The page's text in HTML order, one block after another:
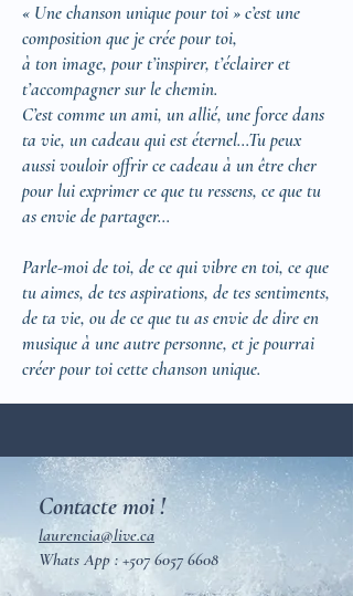
« Une chanson unique pour toi » c’est une
composition que je crée pour toi,
à ton image, pour t’inspirer, t’éclairer et
t’accompagner sur le chemin.
C’est comme un ami, un allié, une force dans
ta vie, un cadeau qui est éternel…Tu peux
aussi vouloir offrir ce cadeau à un être cher
pour lui exprimer ce que tu ressens, ce que tu
as envie de partager…
Parle-moi de toi, de ce qui vibre en toi, ce que
tu aimes, de tes aspirations, de tes sentiments,
de ta vie, ou de ce que tu as envie de dire en
musique à une autre personne, et je pourrai
créer pour toi cette chanson unique.
Contacte moi !
laurencia@live.ca
Whats App : +507 6057 6608